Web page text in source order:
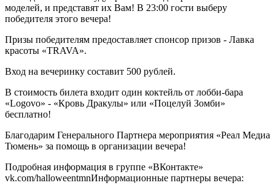
моделей, и представят их Вам! В 23:00 гости выберу
победителя этого вечера!
Призы победителям предоставляет спонсор призов - Лавка
красоты «TRAVA».
Вход на вечеринку составит 500 рублей.
В стоимость билета входит один коктейль от лобби-бара
«Logovo» - «Кровь Дракулы» или «Поцелуй Зомби»
бесплатно!
Благодарим Генерального Партнера мероприятия «Реал Медиа
Тюмень» за помощь в организации вечера!
Подробная информация в группе «ВКонтакте»
vk.com/halloweentmnИнформационные партнеры вечера: